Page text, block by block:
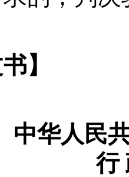
】
中华人民
行